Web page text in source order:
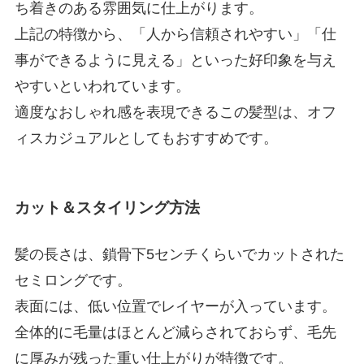
ち着きのある雰囲気に仕上がります。
上記の特徴から、「人から信頼されやすい」「仕
事ができるように見える」といった好印象を与え
やすいといわれています。
適度なおしゃれ感を表現できるこの髪型は、オフ
ィスカジュアルとしてもおすすめです。
カット＆スタイリング方法
髪の長さは、鎖骨下5センチくらいでカットされた
セミロングです。
表面には、低い位置でレイヤーが入っています。
全体的に毛量はほとんど減らされておらず、毛先
に厚みが残った重い仕上がりが特徴です。